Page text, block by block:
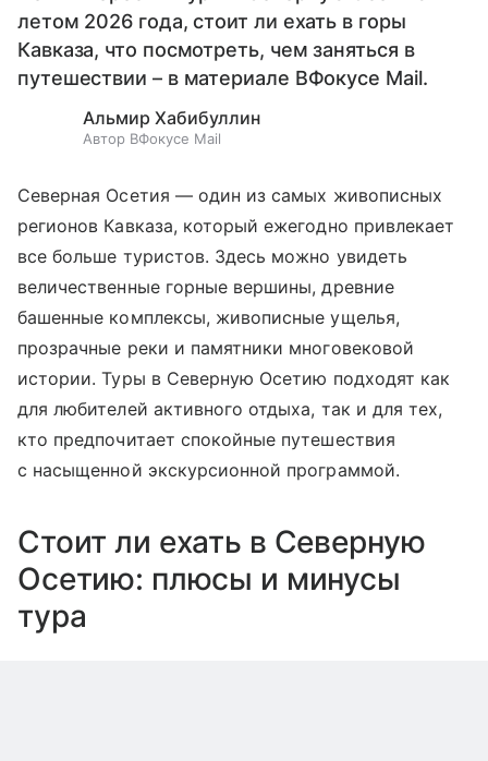
летом 2026 года, стоит ли ехать в горы
Кавказа, что посмотреть, чем заняться в
путешествии – в материале ВФокусе Mail.
Альмир Хабибуллин
Автор ВФокусе Mail
Северная Осетия — один из самых живописных
регионов Кавказа, который ежегодно привлекает
все больше туристов. Здесь можно увидеть
величественные горные вершины, древние
башенные комплексы, живописные ущелья,
прозрачные реки и памятники многовековой
истории. Туры в Северную Осетию подходят как
для любителей активного отдыха, так и для тех,
кто предпочитает спокойные путешествия
с насыщенной экскурсионной программой.
Стоит ли ехать в Северную
Осетию: плюсы и минусы
тура